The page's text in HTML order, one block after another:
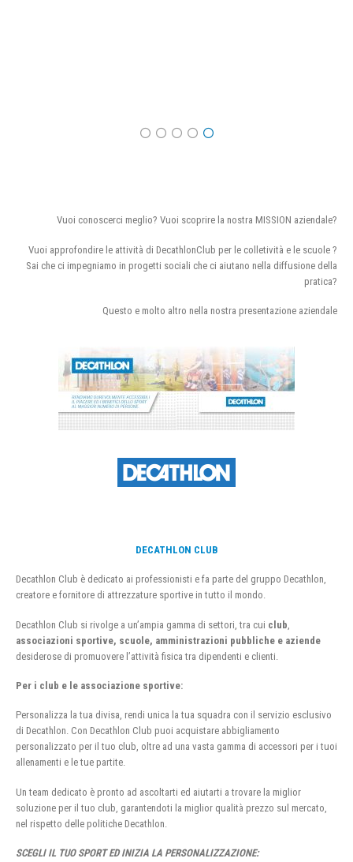
Vuoi conoscerci meglio? Vuoi scoprire la nostra MISSION aziendale?
Vuoi approfondire le attività di DecathlonClub per le colletività e le scuole ?
Sai che ci impegniamo in progetti sociali che ci aiutano nella diffusione della
pratica?
Questo e molto altro nella nostra presentazione aziendale
DECATHLON CLUB
Decathlon Club è dedicato ai professionisti e fa parte del gruppo Decathlon,
creatore e fornitore di attrezzature sportive in tutto il mondo.
Decathlon Club si rivolge a un’ampia gamma di settori, tra cui club
associazioni sportive, scuole, amministrazioni pubbliche e aziende
desiderose di promuovere l’attività fisica tra dipendenti e clienti.
Per i club e le associazione sportive:
Personalizza la tua divisa, rendi unica la tua squadra con il servizio esclusivo
di Decathlon. Con Decathlon Club puoi acquistare abbigliamento
personalizzato per il tuo club, oltre ad una vasta gamma di accessori per i tuoi
allenamenti e le tue partite.
Un team dedicato è pronto ad ascoltarti ed aiutarti a trovare la miglior
soluzione per il tuo club, garantendoti la miglior qualità prezzo sul mercato,
nel rispetto delle politiche Decathlon.
SCEGLI IL TUO SPORT ED INIZIA LA PERSONALIZZAZIONE: